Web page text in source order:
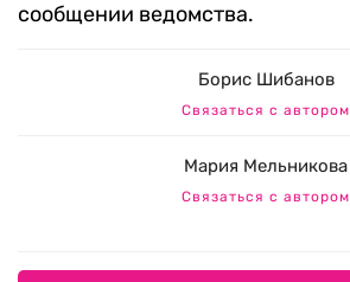
сообщении ведомства.
Борис Шибанов
Связаться с автором
Мария Мельникова
Связаться с автором